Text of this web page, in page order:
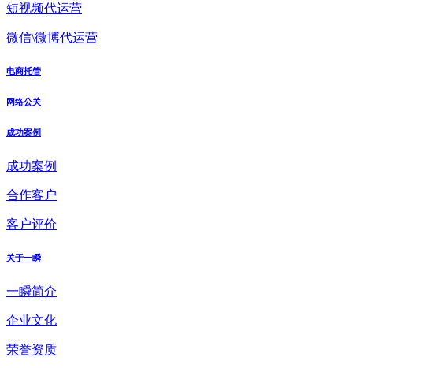
短视频代运营
微信\微博代运营
电商托管
网络公关
成功案例
成功案例
合作客户
客户评价
关于一瞬
一瞬简介
企业文化
荣誉资质